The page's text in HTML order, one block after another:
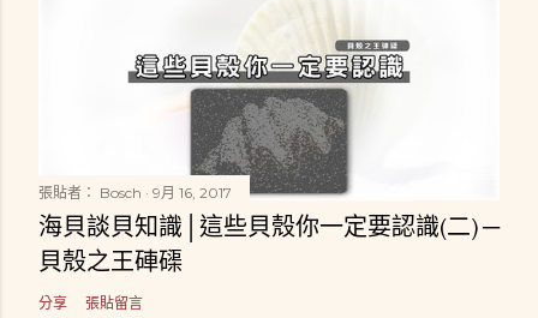
張貼者： Bosch 9月 16, 2017
海貝談貝知識│這些貝殼你一定要認識(二) ─
貝殼之王硨磲
分享 張貼留言